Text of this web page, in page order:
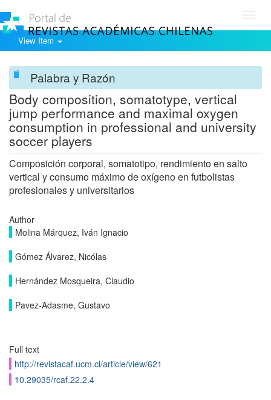
View Item
Palabra y Razón
Body composition, somatotype, vertical
jump performance and maximal oxygen
consumption in professional and university
soccer players
Composición corporal, somatotipo, rendimiento en salto
vertical y consumo máximo de oxígeno en futbolistas
profesionales y universitarios
Author
Molina Márquez, Iván Ignacio
Gómez Álvarez, Nicólas
Hernández Mosqueira, Claudio
Pavez-Adasme, Gustavo
Full text
http://revistacaf.ucm.cl/article/view/621
10.29035/rcaf.22.2.4